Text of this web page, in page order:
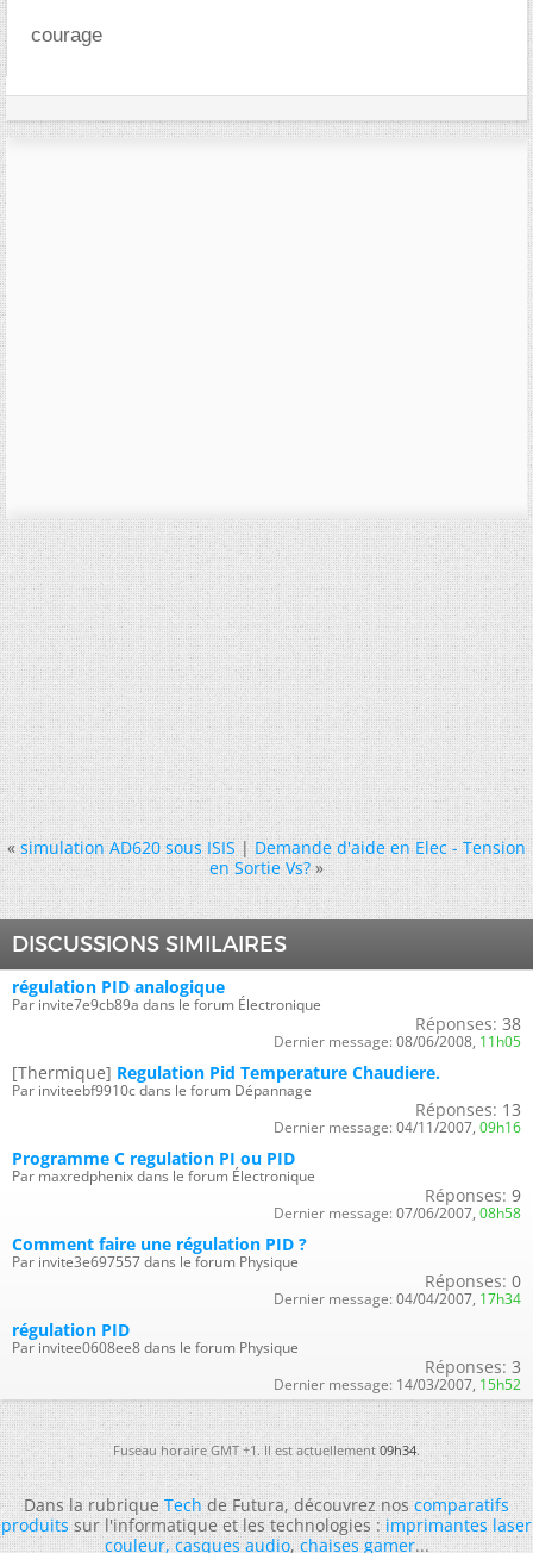
courage
« simulation AD620 sous ISIS|Demande d'aide en Elec - Tension
en Sortie Vs? »
DISCUSSIONS SIMILAIRES
régulation PID analogique
Par invite7e9cb89a dans le forum Électronique
Réponses: 38
Dernier message: 08/06/2008, 11h05
[Thermique] Regulation Pid Temperature Chaudiere.
Par inviteebf9910c dans le forum Dépannage
Réponses: 13
Dernier message: 04/11/2007, 09h16
Programme C regulation PI ou PID
Par maxredphenix dans le forum Électronique
Réponses: 9
Dernier message: 07/06/2007, 08h58
Comment faire une régulation PID ?
Par invite3e697557 dans le forum Physique
Réponses: 0
Dernier message: 04/04/2007, 17h34
régulation PID
Par invitee0608ee8 dans le forum Physique
Réponses: 3
Dernier message: 14/03/2007, 15h52
Fuseau horaire GMT +1. Il est actuellement09h34.
Dans la rubriqueTechde Futura, découvrez noscomparatifs
produitssur l'informatique et les technologies :imprimantes laser
couleur,casques audio,chaises gamer...